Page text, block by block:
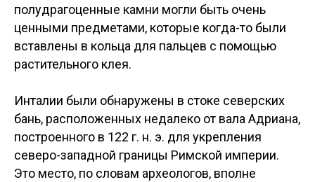
полудрагоценные камни могли быть очень
ценными предметами, которые когда-то были
вставлены в кольца для пальцев с помощью
растительного клея.
Инталии были обнаружены в стоке северских
бань, расположенных недалеко от вала Адриана,
построенного в 122 г. н. э. для укрепления
северо-западной границы Римской империи.
Это место, по словам археологов, вполне